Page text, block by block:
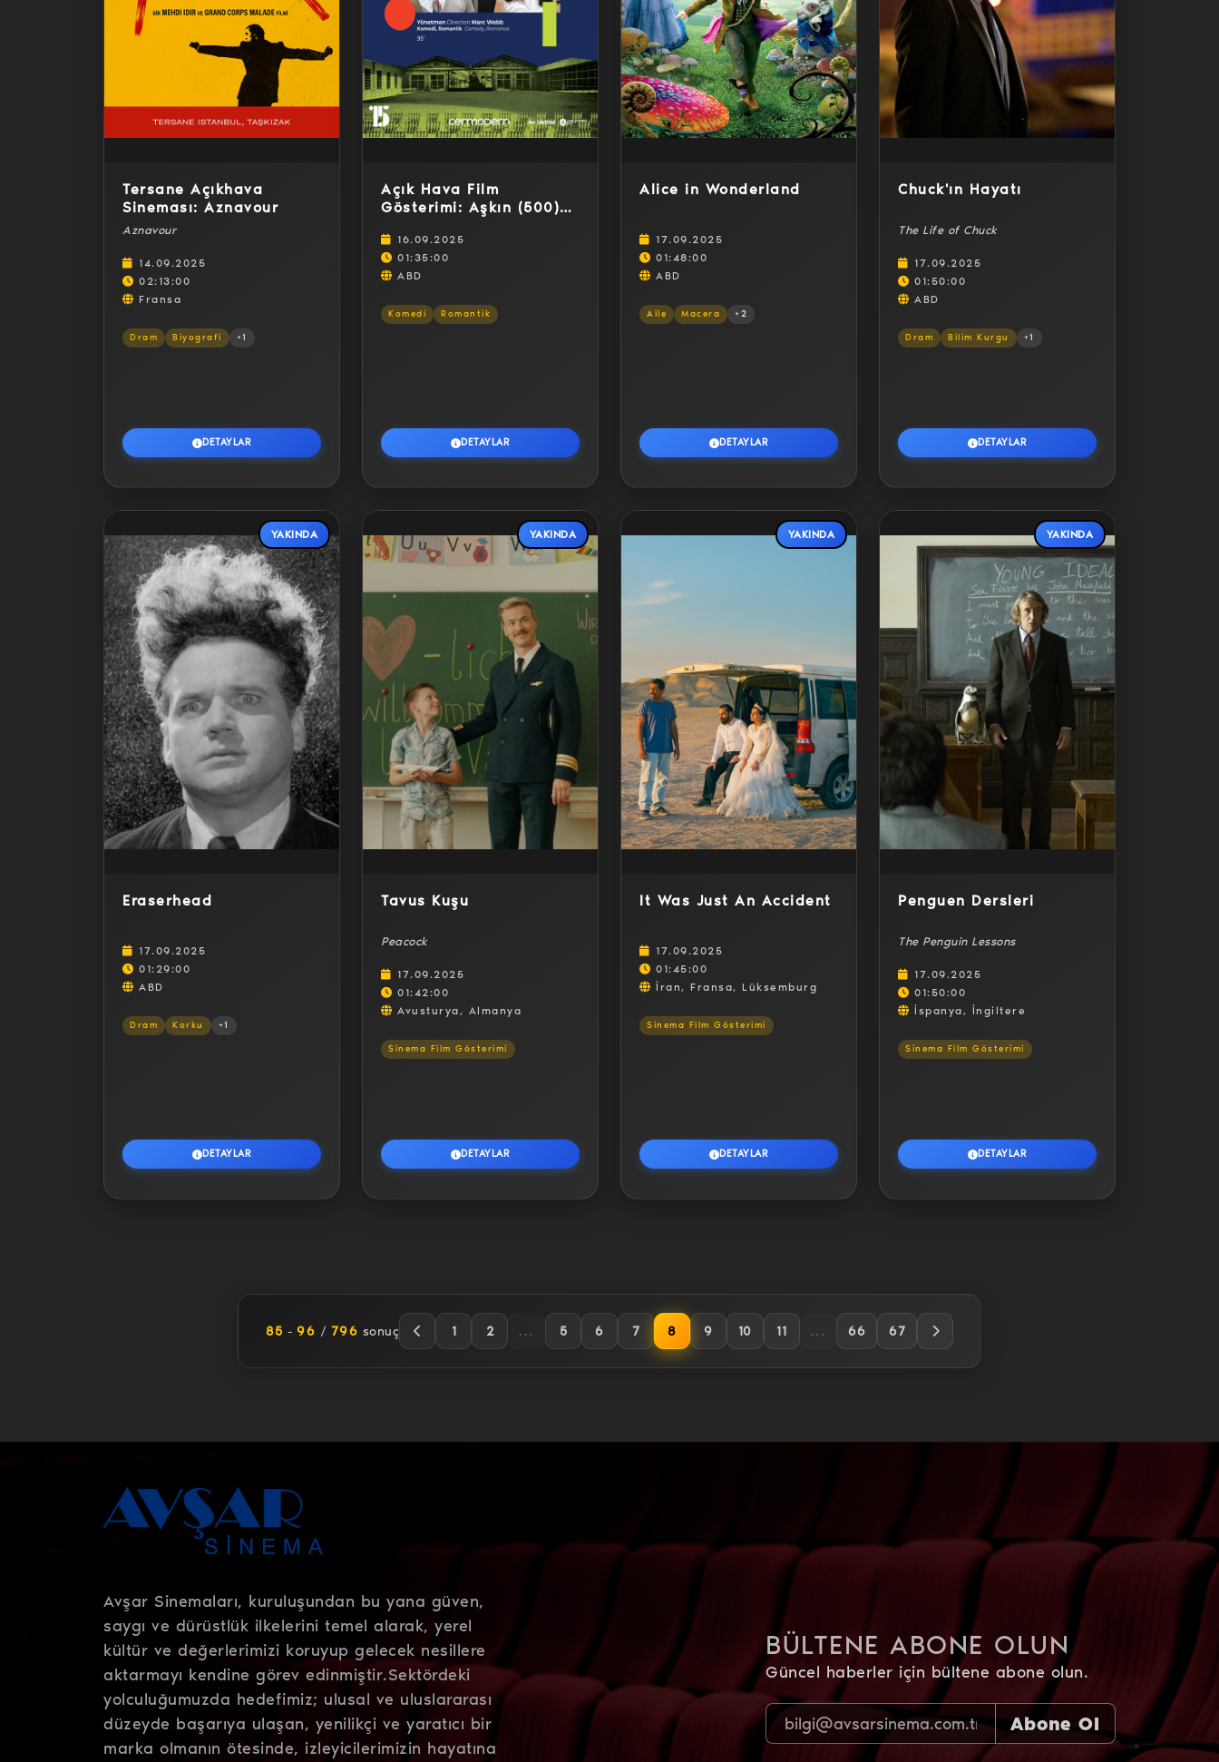
Tersane Açıkhava
Sineması: Aznavour
Aznavour
14.09.2025
02:13:00
Fransa
Dram Biyografi +1
DETAYLAR
Açık Hava Film
Gösterimi: Aşkın (500)
16.09.2025
01:35:00
ABD
Komedi Romantik
DETAYLAR
Alice in Wonderland
17.09.2025
01:48:00
ABD
Aile Macera +2
DETAYLAR
Chuck'ın Hayatı
The Life of Chuck
17.09.2025
01:50:00
ABD
Dram Bilim Kurgu +1
DETAYLAR
YAKINDA
Detaylar
Eraserhead
17.09.2025
01:29:00
ABD
Dram Korku +1
DETAYLAR
YAKINDA
Detaylar
Tavus Kuşu
Peacock
17.09.2025
01:42:00
Avusturya, Almanya
Sinema Film Gösterimi
DETAYLAR
YAKINDA
Detaylar
It Was Just An Accident
17.09.2025
01:45:00
İran, Fransa, Lüksemburg
Sinema Film Gösterimi
DETAYLAR
YAKINDA
Detaylar
Penguen Dersleri
The Penguin Lessons
17.09.2025
01:50:00
İspanya, İngiltere
Sinema Film Gösterimi
DETAYLAR
85 -96 / 796 sonuç 1 2 ... 5 6 7 8 9 10 11 ... 66 67
Avşar Sinemaları, kuruluşundan bu yana güven,
saygı ve dürüstlük ilkelerini temel alarak, yerel
kültür ve değerlerimizi koruyup gelecek nesillere
aktarmayı kendine görev edinmiştir.Sektördeki
yolculuğumuzda hedefimiz; ulusal ve uluslararası
düzeyde başarıya ulaşan, yenilikçi ve yaratıcı bir
marka olmanın ötesinde, izleyicilerimizin hayatına
BÜLTENE ABONE OLUN
Güncel haberler için bültene abone olun.
Abone Ol